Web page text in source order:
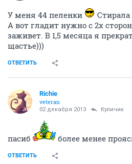
У меня 44 пеленки
А вот гладит нужно с 2х
заживет. В 1,5 месяца я
щастье)))
ОТВЕТИТЬ
Richie
veteran
02 декабря 2013 Куличик
пасиб более менее
ОТВЕТИТЬ